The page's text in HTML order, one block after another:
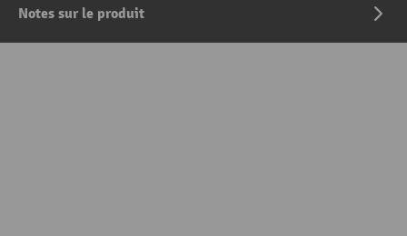
Notes sur le produit